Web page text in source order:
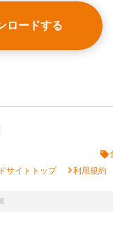
ロードする
サイトトップ chevron_right利用規約